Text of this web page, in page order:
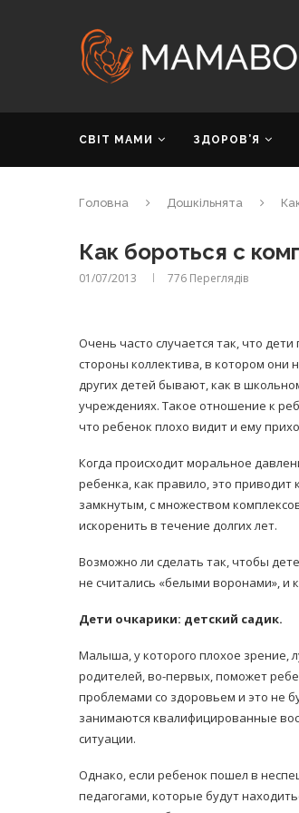
СВІТ МАМИ ЗДОРОВ’Я
Головна Дошкільнята
Как бороться с
01/07/2013 776 Переглядів
Очень часто случается так, что
стороны коллектива, в котором они
других детей бывают, как в
учреждениях. Такое отношение к
что ребенок плохо видит и ему
Когда происходит моральное
ребенка, как правило, это приводит
замкнутым, с множеством
искоренить в течение долгих лет.
Возможно ли сделать так, чтобы
не считались «белыми воронами», и
Дети очкарики: детский садик.
Малыша, у которого плохое зрение,
родителей, во-первых, поможет
проблемами со здоровьем и это не
занимаются квалифицированные
ситуации.
Однако, если ребенок пошел в
педагогами, которые будут
принимать
никакого кипятка
30/Січ/2021